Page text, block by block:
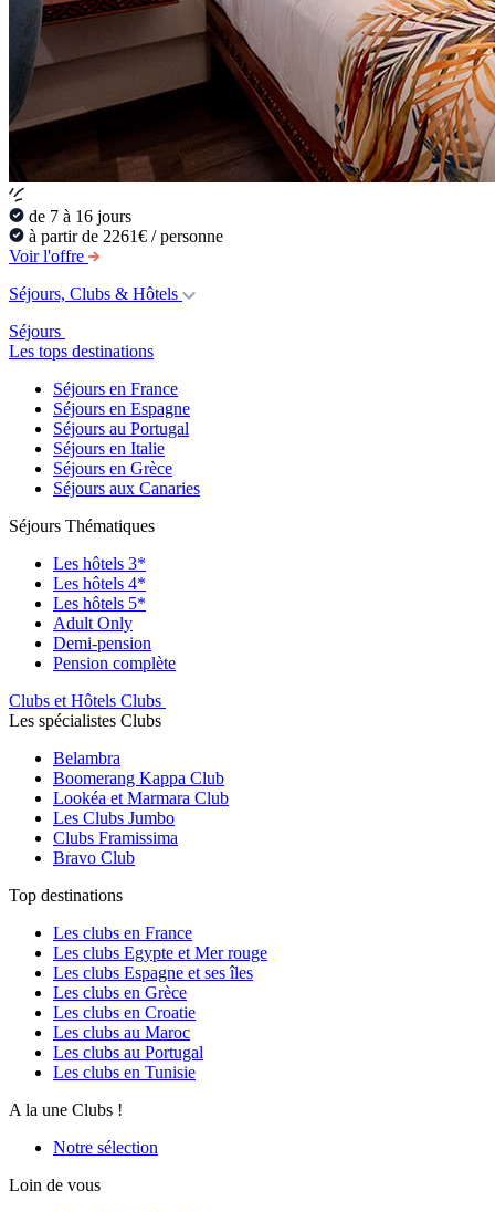
de 7 à 16 jours
à partir de 2261€ / personne
Voir l'offre
Séjours, Clubs & Hôtels
Séjours
Les tops destinations
Séjours en France
Séjours en Espagne
Séjours au Portugal
Séjours en Italie
Séjours en Grèce
Séjours aux Canaries
Séjours Thématiques
Les hôtels 3*
Les hôtels 4*
Les hôtels 5*
Adult Only
Demi-pension
Pension complète
Clubs et Hôtels Clubs
Les spécialistes Clubs
Belambra
Boomerang Kappa Club
Lookéa et Marmara Club
Les Clubs Jumbo
Clubs Framissima
Bravo Club
Top destinations
Les clubs en France
Les clubs Egypte et Mer rouge
Les clubs Espagne et ses îles
Les clubs en Grèce
Les clubs en Croatie
Les clubs au Maroc
Les clubs au Portugal
Les clubs en Tunisie
A la une Clubs !
Notre sélection
Loin de vous